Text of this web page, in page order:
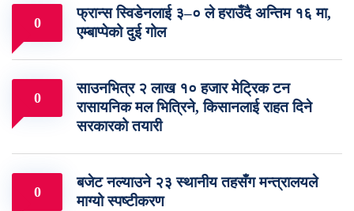
0
फ्रान्स स्विडेनलाई ३–० ले हराउँदै अन्तिम १६ मा,
एम्बाप्पेको दुई गोल
0
साउनभित्र २ लाख १० हजार मेट्रिक टन
रासायनिक मल भित्रिने, किसानलाई राहत दिने
सरकारको तयारी
0
बजेट नल्याउने २३ स्थानीय तहसँग मन्त्रालयले
माग्यो स्पष्टीकरण